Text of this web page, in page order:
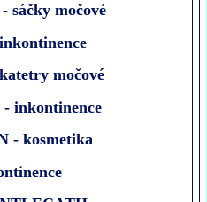
sáčky močové
močové
inkontinence
- kosmetika